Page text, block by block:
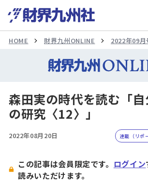
HOME 財界九州ONLINE 2022年09月
森田実の時代を読む「
の研究〈12〉」
2022年08月20日 連載（リポ
この記事は会員限定です。 ログイン
読みいただけます。